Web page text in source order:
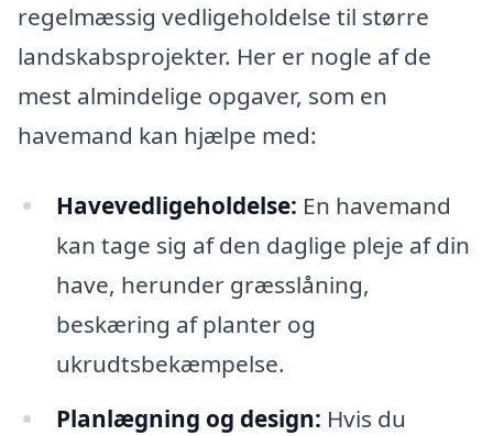
regelmæssig vedligeholdelse til større
landskabsprojekter. Her er nogle af de
mest almindelige opgaver, som en
havemand kan hjælpe med:
Havevedligeholdelse: En havemand
kan tage sig af den daglige pleje af din
have, herunder græsslåning,
beskæring af planter og
ukrudtsbekæmpelse.
Planlægning og design: Hvis du